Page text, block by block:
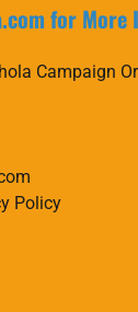
for
Campaign
Policy